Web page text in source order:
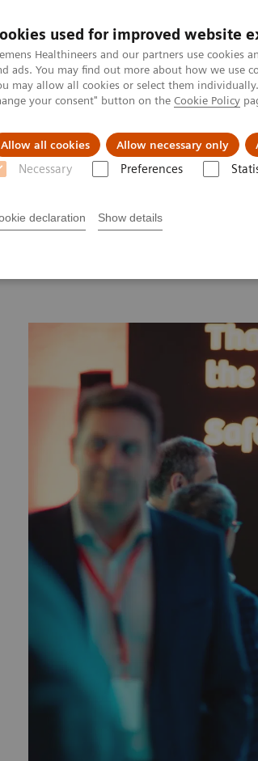
used for improved website
Healthineers and our partners use cookies
ads. You may find out more about how we use
may allow all cookies or select them
your consent" button on the Cookie Policy
Allow all cookies Allow necessary only
Necessary Preferences
declaration Show details
Domaines cliniques